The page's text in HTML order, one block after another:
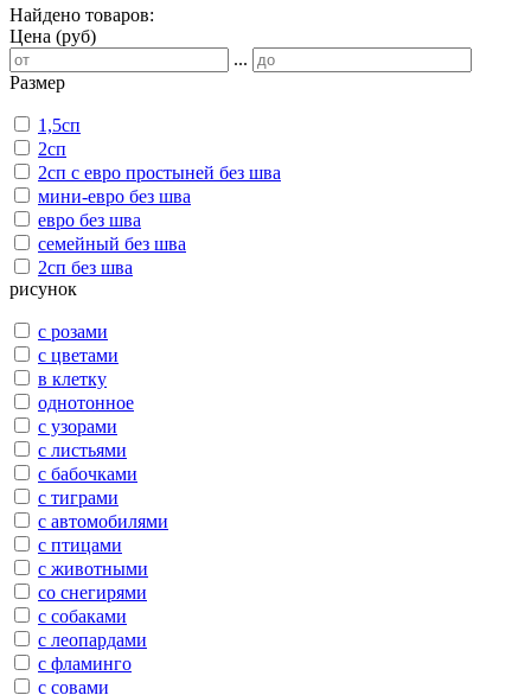
Найдено товаров:
Цена (руб)
...
Размер
1,5сп
2сп
2сп с евро простыней без шва
мини-евро без шва
евро без шва
семейный без шва
2сп без шва
рисунок
с розами
с цветами
в клетку
однотонное
с узорами
с листьями
с бабочками
с тиграми
с автомобилями
с птицами
с животными
со снегирями
с собаками
с леопардами
с фламинго
с совами